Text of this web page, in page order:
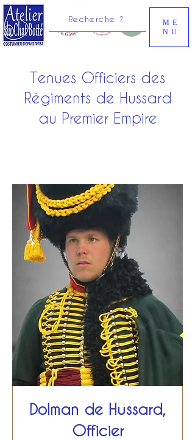
Recherche ?
ME
NU
Tenues Officiers des
Régiments de Hussard
au Premier Empire
Dolman de Hussard,
Officier